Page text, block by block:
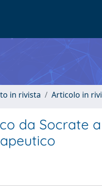
in rivista Articolo in
da Socrate